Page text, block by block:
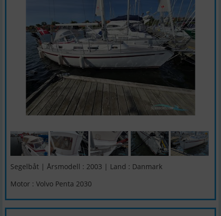
Segelbåt | Årsmodell : 2003 | Land : Danmark
Motor : Volvo Penta 2030